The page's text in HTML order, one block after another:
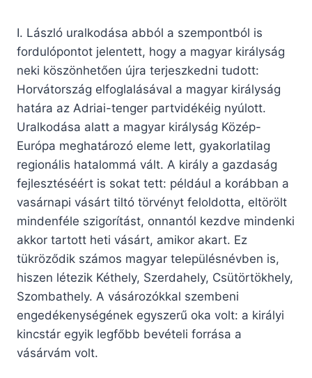
I. László uralkodása abból a szempontból is
fordulópontot jelentett, hogy a magyar királyság
neki köszönhetően újra terjeszkedni tudott:
Horvátország elfoglalásával a magyar királyság
határa az Adriai-tenger partvidékéig nyúlott.
Uralkodása alatt a magyar királyság Közép-
Európa meghatározó eleme lett, gyakorlatilag
regionális hatalommá vált. A király a gazdaság
fejlesztéséért is sokat tett: például a korábban a
vasárnapi vásárt tiltó törvényt feloldotta, eltörölt
mindenféle szigorítást, onnantól kezdve mindenki
akkor tartott heti vásárt, amikor akart. Ez
tükröződik számos magyar településnévben is,
hiszen létezik Kéthely, Szerdahely, Csütörtökhely,
Szombathely. A vásározókkal szembeni
engedékenységének egyszerű oka volt: a királyi
kincstár egyik legfőbb bevételi forrása a
vásárvám volt.